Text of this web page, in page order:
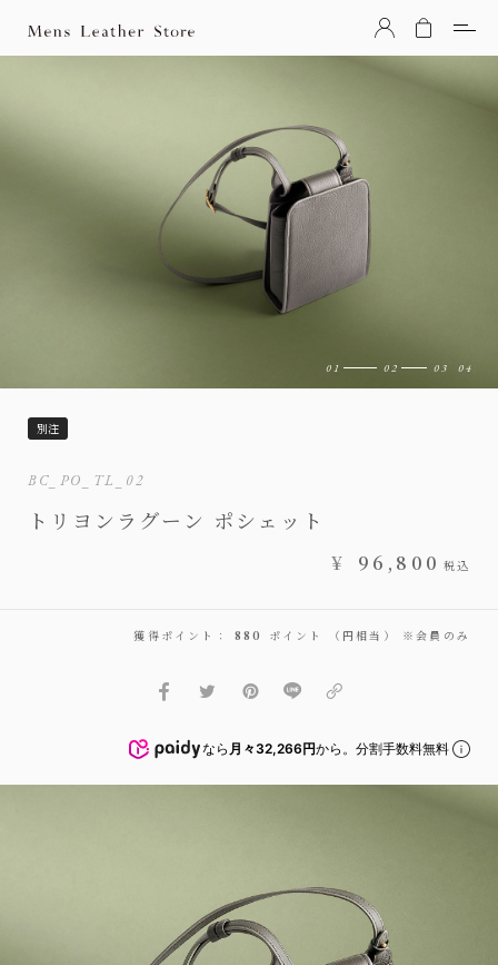
Mens Leather Store（メンズレザーストア）
別注
BC_PO_TL_02
トリヨンラグーン ポシェット
¥ 96,800 税込
獲得ポイント： 880 ポイント （円相当） ※会員のみ
なら 月々32,266円から。分割手数料無料